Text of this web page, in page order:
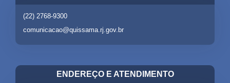
(22) 2768-9300
comunicacao@quissama.rj.gov.br
ENDEREÇO E ATENDIMENTO